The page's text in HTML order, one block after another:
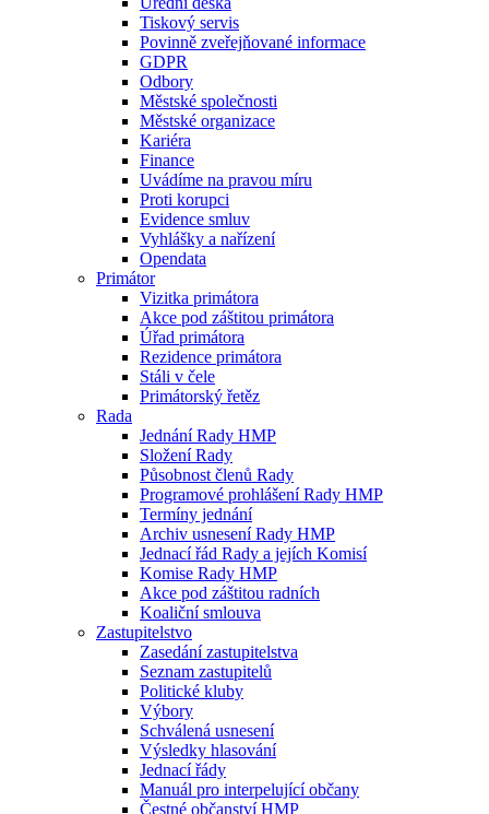
Tiskový servis
Povinně zveřejňované informace
GDPR
Odbory
Městské společnosti
Městské organizace
Kariéra
Finance
Uvádíme na pravou míru
Proti korupci
Evidence smluv
Vyhlášky a nařízení
Opendata
Primátor
Vizitka primátora
Akce pod záštitou primátora
Úřad primátora
Rezidence primátora
Stáli v čele
Primátorský řetěz
Rada
Jednání Rady HMP
Složení Rady
Působnost členů Rady
Programové prohlášení Rady HMP
Termíny jednání
Archiv usnesení Rady HMP
Jednací řád Rady a jejích Komisí
Komise Rady HMP
Akce pod záštitou radních
Koaliční smlouva
Zastupitelstvo
Zasedání zastupitelstva
Seznam zastupitelů
Politické kluby
Výbory
Schválená usnesení
Výsledky hlasování
Jednací řády
Manuál pro interpelující občany
Čestné občanství HMP